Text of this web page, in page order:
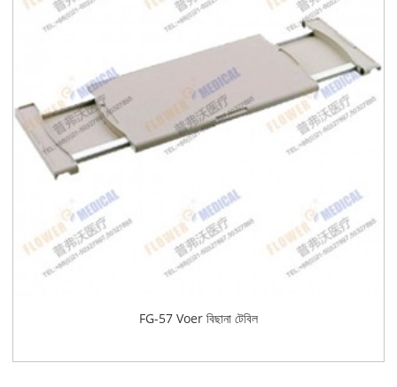
FG-57 Voer বিছানা টেবিল